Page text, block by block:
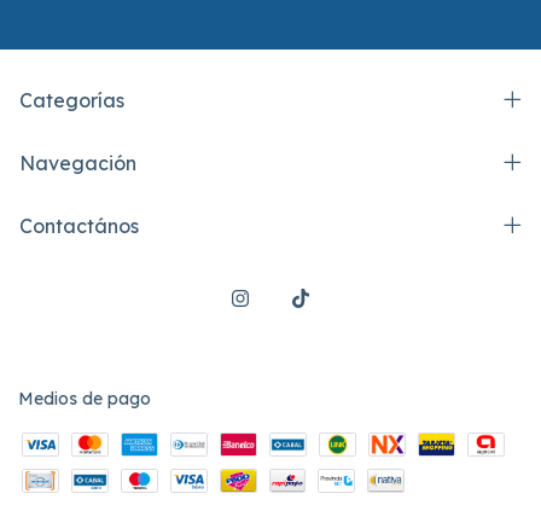
Categorías
Navegación
Contactános
Medios de pago